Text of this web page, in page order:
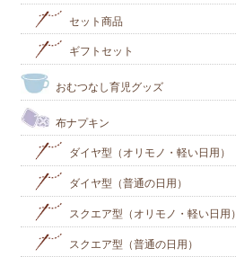
セット商品
ギフトセット
おむつなし育児グッズ
布ナプキン
ダイヤ型（オリモノ・軽い日用）
ダイヤ型（普通の日用）
スクエア型（オリモノ・軽い日用）
スクエア型（普通の日用）